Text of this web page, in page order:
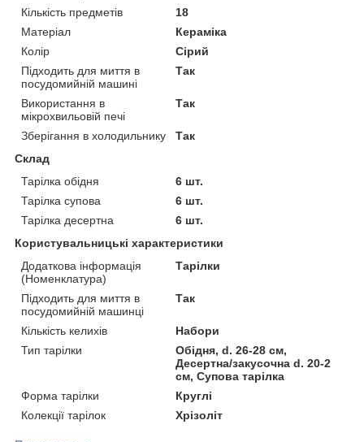
Кількість предметів
18
Матеріал
Кераміка
Колір
Сірий
Підходить для миття в
посудомийній машині
Так
Використання в
мікрохвильовій печі
Так
Зберігання в холодильнику
Так
Склад
Тарілка обідня
6 шт.
Тарілка супова
6 шт.
Тарілка десертна
6 шт.
Користувальницькі характеристики
Додаткова інформація
(Номенклатура)
Тарілки
Підходить для миття в
посудомийній машинці
Так
Кількість келихів
Набори
Тип тарілки
Обідня, d. 26-28 см,
Десертна/закусочна d. 20-2
см, Супова тарілка
Форма тарілки
Круглі
Колекції тарілок
Хрізоліт